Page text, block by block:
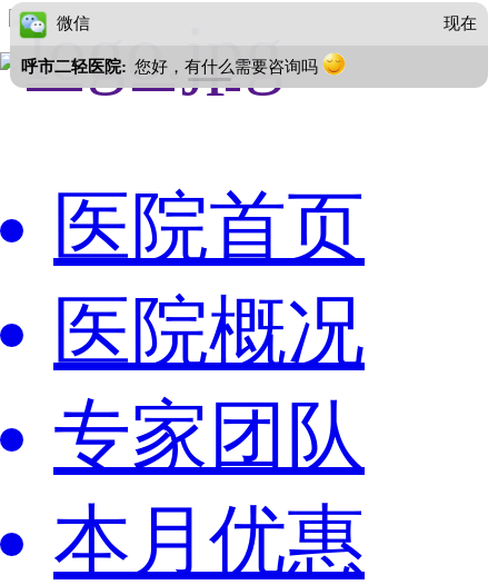
医院首页
医院概况
专家团队
本月优惠
微信 现在
呼市二轻医院: 您好，有什么需要咨询吗